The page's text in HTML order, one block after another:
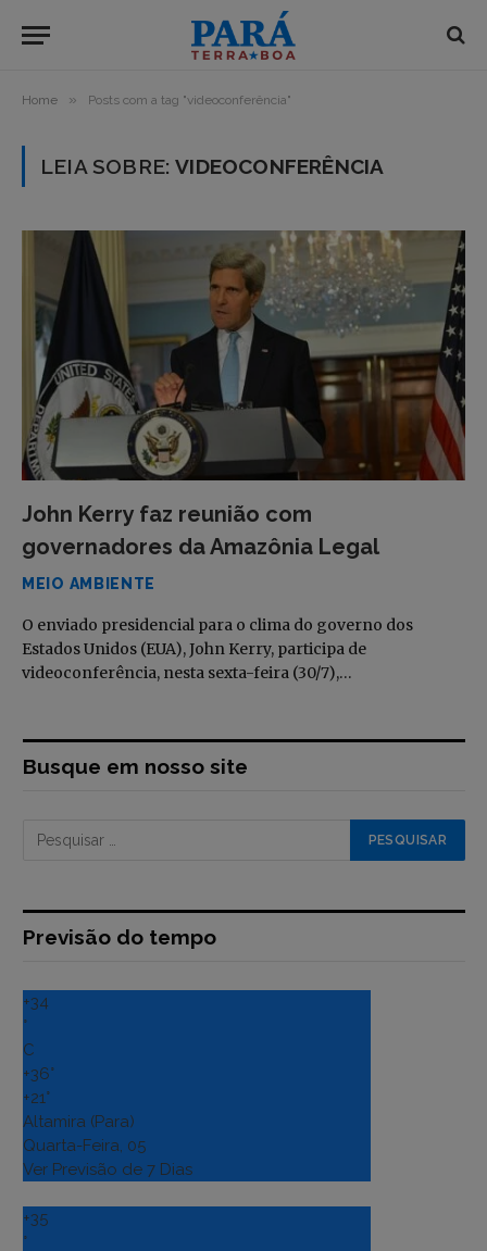
Home » Posts com a tag "videoconferência"
LEIA SOBRE:VIDEOCONFERÊNCIA
John Kerry faz reunião com
governadores da Amazônia Legal
MEIO AMBIENTE
O enviado presidencial para o clima do governo dos
Estados Unidos (EUA), John Kerry, participa de
videoconferência, nesta sexta-feira (30/7),…
Busque em nosso site
Previsão do tempo
+34
°
C
+36°
+21°
Altamira (Para)
Quarta-Feira, 05
Ver Previsão de 7 Dias
+35
°